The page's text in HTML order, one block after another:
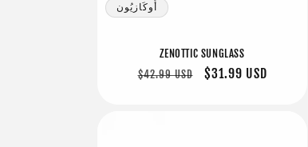
أُوكَازيُون
ZENOTTIC SUNGLASS
سعر
$42.99 USD
سعر
$31.99 USD